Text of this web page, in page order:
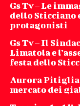
Gs Tv – Le
dello Sticciano
protagonisti
Gs Tv – Il
Limatola e
festa dello
Aurora
mercato dei